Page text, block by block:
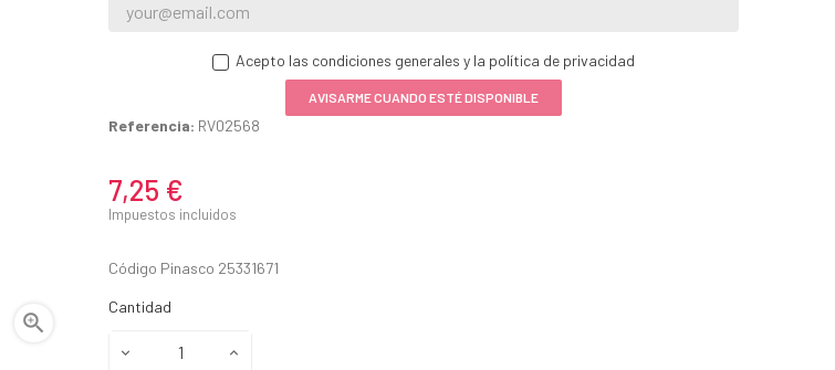

Acepto las condiciones generales y la política de privacidad
AVISARME CUANDO ESTÉ DISPONIBLE
Referencia: RV02568
7,25 €
Impuestos incluidos
Código Pinasco 25331671
Cantidad